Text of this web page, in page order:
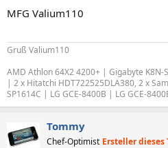
MFG Valium110
Gruß Valium110
AMD Athlon 64X2 4200+ | Gigabyte
| 2 x Hitatchi HDT722525DLA380, 2 x
SP1614C | LG GCE-8400B | LG GCE-
Tommy
Chef-Optimist Ersteller dieses